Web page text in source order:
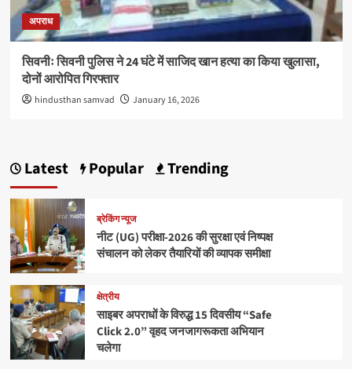
अपराध
सिवनीः सिवनी पुलिस ने 24 घंटे में साजिद खान हत्या का किया खुलासा,
दोनों आरोपित गिरफ्तार
hindusthan samvad January 16, 2026
Latest Popular Trending
ब्रेकिंग न्यूज
नीट (UG) परीक्षा-2026 की सुरक्षा एवं निष्पक्ष
संचालन को लेकर तैयारियों की व्यापक समीक्षा
क्षेत्रीय
साइबर अपराधों के विरुद्ध 15 दिवसीय “Safe
Click 2.0” वृहद जनजागरूकता अभियान
चलेगा